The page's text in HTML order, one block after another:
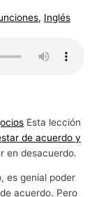
, Inglés
Esta lección
de acuerdo y
en desacuerdo.
es genial poder
acuerdo. Pero